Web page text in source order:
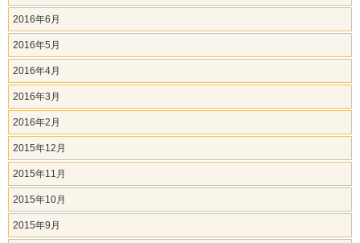
2016年6月
2016年5月
2016年4月
2016年3月
2016年2月
2015年12月
2015年11月
2015年10月
2015年9月